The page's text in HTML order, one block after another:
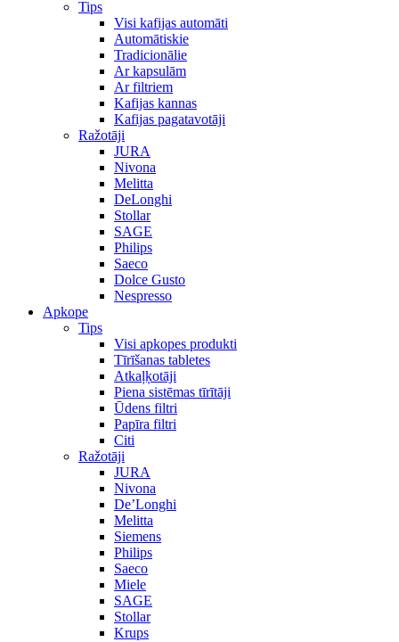
Tips
Visi kafijas automāti
Automātiskie
Tradicionālie
Ar kapsulām
Ar filtriem
Kafijas kannas
Kafijas pagatavotāji
Ražotāji
JURA
Nivona
Melitta
DeLonghi
Stollar
SAGE
Philips
Saeco
Dolce Gusto
Nespresso
Apkope
Tips
Visi apkopes produkti
Tīrīšanas tabletes
Atkaļķotāji
Piena sistēmas tīrītāji
Ūdens filtri
Papīra filtri
Citi
Ražotāji
JURA
Nivona
De’Longhi
Melitta
Siemens
Philips
Saeco
Miele
SAGE
Stollar
Krups